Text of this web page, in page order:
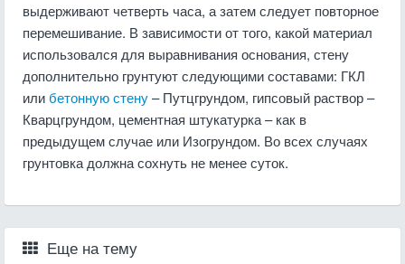
выдерживают четверть часа, а затем следует повторное
перемешивание. В зависимости от того, какой материал
использовался для выравнивания основания, стену
дополнительно грунтуют следующими составами: ГКЛ
илибетонную стену– Путцгрундом, гипсовый раствор –
Кварцгрундом, цементная штукатурка – как в
предыдущем случае или Изогрундом. Во всех случаях
грунтовка должна сохнуть не менее суток.
Еще на тему